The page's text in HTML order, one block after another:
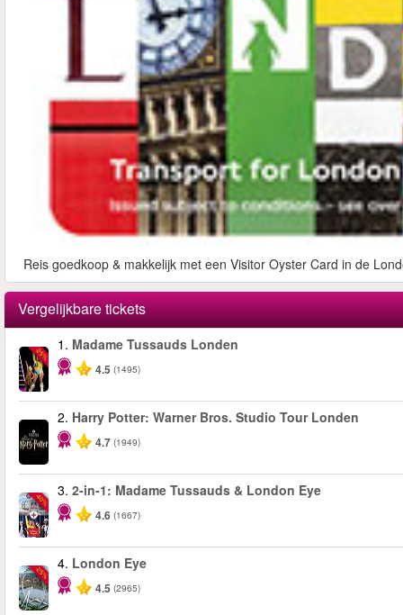
Reis goedkoop & makkelijk met een Visitor Oyster Card in de
Vergelijkbare tickets
-25%
1. Madame Tussauds Londen
4.5 (1495)
2. Harry Potter: Warner Bros. Studio Tour Londen
4.7 (1949)
-40%
3. 2-in-1: Madame Tussauds & London Eye
4.6 (1667)
-25%
4. London Eye
4.5 (2965)